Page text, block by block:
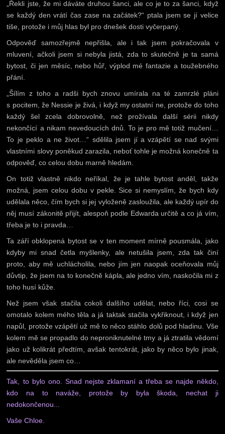
„Řekli jste, že mi dáváte druhou šanci, ale co je to za šanci, když
se každý den vrátí čas zase na začátek?“ ptala jsem se jí velice
tiše, protože i můj hlas byl pro dnešek dosti vyčerpaný.
Odpověď samozřejmě nepřišla, ale i tak jsem pokračovala v
mluvení, ačkoli jsem si nebyla jistá, zda to skutečně je ta samá
bytost, či jen měsíc, nebo hůř, výplod mé fantazie a toužebného
přání.
„Šílím z toho a radši bych znovu umírala na té zamrzlé pláni
s pocitem, že Nessie je živá, i když my ostatní ne, protože do toho
každý šel zcela dobrovolně, než prožívala další sérii nikdy
nekončící a nikam nevedoucích dnů. To je pro mě totiž mučení…
To je peklo a ne život…“ sdělila jsem jí a vzápětí se nad svými
vlastními slovy poněkud zarazila, neboť tohle je možná konečně ta
odpověď, co celou dobu marně hledám.
On totiž vlastně nikdo neříkal, že je tahle bytost anděl, takže
možná, jsem celou dobu v pekle. Sice si nemyslím, že bych kdy
udělala něco, čím bych si jej vyloženě zasloužila, ale každý upír do
něj musí zákonitě přijít, alespoň podle Edwarda určitě a co já vím,
třeba je to i pravda…
Ta září obklopená bytost se v ten moment mírně pousmála, jako
kdyby mi snad četla myšlenky, ale netušila jsem, zda tak činí
proto, aby mě uchlácholila, nebo jím jen naopak oceňovala můj
důvtip, že jsem na to konečně kápla, ale jedno vím, naskočila mi z
toho husí kůže.
Než jsem však stačila cokoli dalšího udělat, nebo říci, cosi se
omotalo kolem mého těla a já taktak stačila vykřiknout, i když jen
napůl, protože vzápětí už mě to něco stáhlo dolů pod hladinu. Vše
kolem mě se propadlo do neproniknutelné tmy a já ztratila vědomí
jako už kolikrát předtím, avšak tentokrát, jako by něco bylo jinak,
ale nevěděla jsem co…
Tak, to bylo ono. Snad nejste zklamaní a třeba se najde někdo,
kdo na to naváže, protože by byla škoda, nechat ji
nedokončenou...
Vaše Chloe.